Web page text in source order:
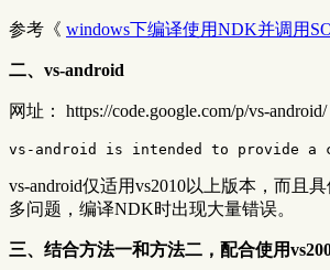
参考《 windows下编译使用NDK并调用
二、vs-android
网址： https://code.google.com/p/vs-android/
vs-android仅适用vs2010以上版本，而且
多问题，编译NDK时出现大量错误。
三、结合方法一和方法二，配合使用